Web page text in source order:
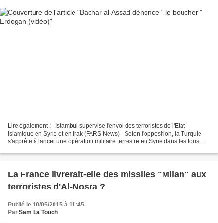
Lire également : - Istambul supervise l'envoi des terroristes de l'Etat
islamique en Syrie et en Irak (FARS News) - Selon l'opposition, la Turquie
s'apprête à lancer une opération militaire terrestre en Syrie dans les tous
La France livrerait-elle des missiles "Milan" aux
terroristes d'Al-Nosra ?
Publié le 10/05/2015 à 11:45
Par Sam La Touch